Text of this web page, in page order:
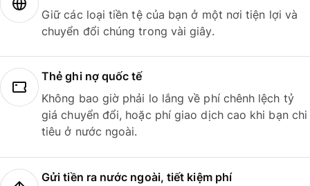
Giữ các loại tiền tệ của bạn ở một nơi tiện lợi và
chuyển đổi chúng trong vài giây.
Thẻ ghi nợ quốc tế
Không bao giờ phải lo lắng về phí chênh lệch tỷ
giá chuyển đổi, hoặc phí giao dịch cao khi bạn chi
tiêu ở nước ngoài.
Gửi tiền ra nước ngoài, tiết kiệm phí